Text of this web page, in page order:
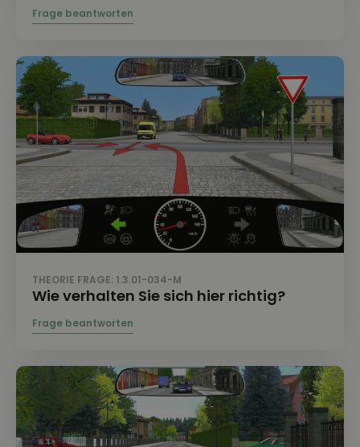
THEORIE FRAGE: 1.3.01-034-M
Wie verhalten Sie sich hier richtig?